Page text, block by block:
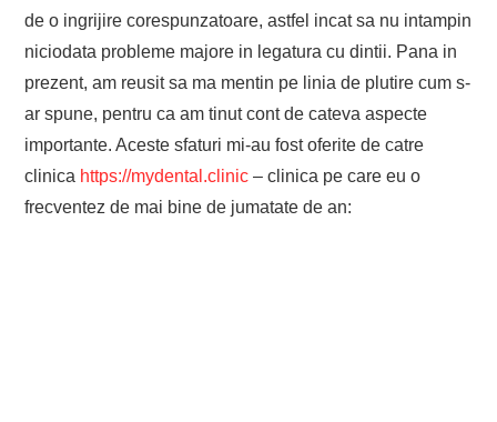
de o ingrijire corespunzatoare, astfel incat sa nu intampin
niciodata probleme majore in legatura cu dintii. Pana in
prezent, am reusit sa ma mentin pe linia de plutire cum s-
ar spune, pentru ca am tinut cont de cateva aspecte
importante. Aceste sfaturi mi-au fost oferite de catre
clinica https://mydental.clinic – clinica pe care eu o
frecventez de mai bine de jumatate de an: